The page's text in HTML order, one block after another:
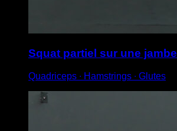
Squat partiel sur une jambe
Quadriceps ∙ Hamstrings ∙ Glutes